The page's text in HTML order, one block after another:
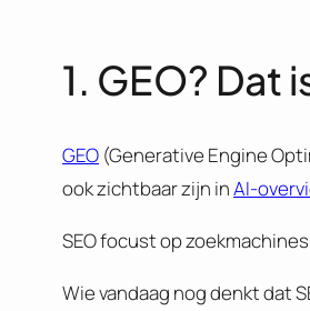
1. GEO? Dat
GEO (Generative Engine
ook zichtbaar zijn inAI-
SEO focust op
Wie vandaag nog denkt dat